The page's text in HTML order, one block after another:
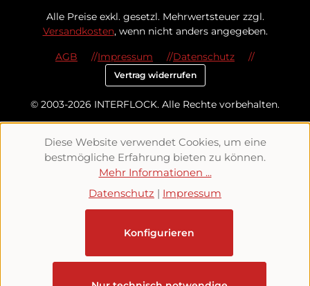
Alle Preise exkl. gesetzl. Mehrwertsteuer zzgl.
Versandkosten, wenn nicht anders angegeben.
© 2003-2026 INTERFLOCK. Alle Rechte vorbehalten.
AGB Impressum Datenschutz
Vertrag widerrufen
Diese Website verwendet Cookies, um eine
bestmögliche Erfahrung bieten zu können.
Mehr Informationen ...
Datenschutz | Impressum
Konfigurieren